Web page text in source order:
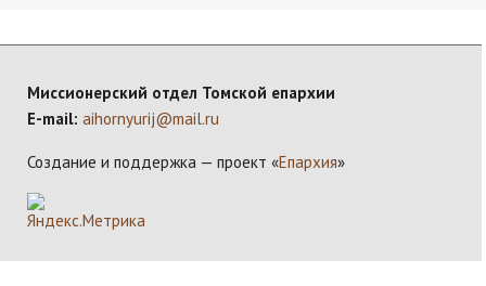
Миссионерский отдел Томской епархии
E-mail: aihornyurij@mail.ru
Создание и поддержка — проект «Епархия»